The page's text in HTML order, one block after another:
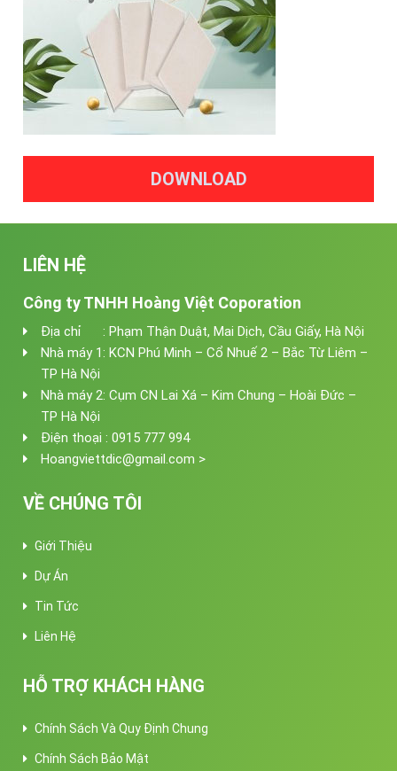
DOWNLOAD
LIÊN HỆ
Công ty TNHH Hoàng Việt Coporation
Địa chỉ : Phạm Thận Duật, Mai Dịch, Cầu Giấy, Hà Nội
Nhà máy 1: KCN Phú Minh – Cổ Nhuế 2 – Bắc Từ Liêm –
TP Hà Nội
Nhà máy 2: Cụm CN Lai Xá – Kim Chung – Hoài Đức –
TP Hà Nội
Điện thoại : 0915 777 994
Hoangviettdic@gmail.com >
VỀ CHÚNG TÔI
Giới Thiệu
Dự Án
Tin Tức
Liên Hệ
HỖ TRỢ KHÁCH HÀNG
Chính Sách Và Quy Định Chung
Chính Sách Bảo Mật